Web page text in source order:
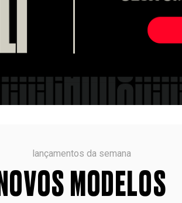
lançamentos da semana
NOVOS MODELOS